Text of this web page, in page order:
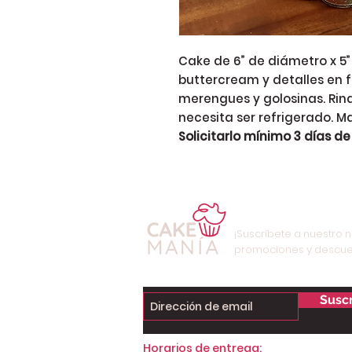
Cake de 6” de diámetro x
buttercream y detalles en
merengues y golosinas.
necesita ser refrigerado.
Solicitarlo mínimo 3 días
¡Suscríbete a nuestro
promociones y
Horarios de entrega: